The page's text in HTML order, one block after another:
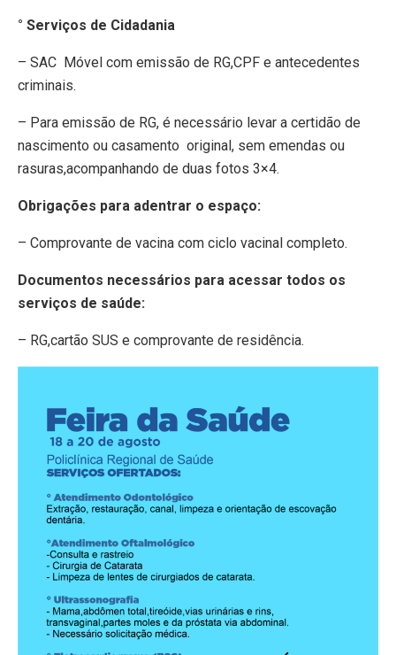
° Serviços de Cidadania
– SAC Móvel com emissão de RG,CPF e antecedentes
criminais.
– Para emissão de RG, é necessário levar a certidão de
nascimento ou casamento original, sem emendas ou
rasuras,acompanhando de duas fotos 3×4.
Obrigações para adentrar o espaço:
– Comprovante de vacina com ciclo vacinal completo.
Documentos necessários para acessar todos os
serviços de saúde:
– RG,cartão SUS e comprovante de residência.